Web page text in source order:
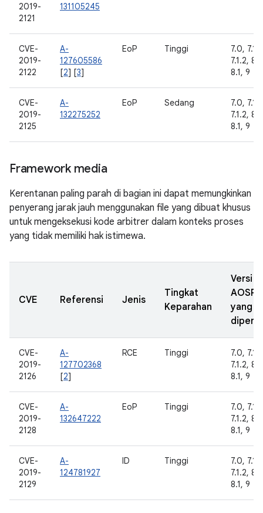
2019-
2121
131105245
CVE-
2019-
2122
A-
127605586
[2] [3]
EoP Tinggi
7.0, 7.1.1,
7.1.2,
8.1, 9
CVE-
2019-
2125
A-
132275252
EoP Sedang
7.0, 7.1.1,
7.1.2,
8.1, 9
Framework media
Kerentanan paling parah di bagian ini dapat memungkinkan
penyerang jarak jauh menggunakan file yang dibuat khusus
untuk mengeksekusi kode arbitrer dalam konteks proses
yang tidak memiliki hak istimewa.
CVE Referensi Jenis
Tingkat
Keparahan
Versi
AOSP
yang
CVE-
2019-
2126
A-
127702368
[2]
RCE Tinggi
7.0, 7.1.1,
7.1.2,
8.1, 9
CVE-
2019-
2128
A-
132647222
EoP Tinggi
7.0, 7.1.1,
7.1.2,
8.1, 9
CVE-
2019-
2129
A-
124781927
ID Tinggi
7.0, 7.1.1,
7.1.2,
8.1, 9